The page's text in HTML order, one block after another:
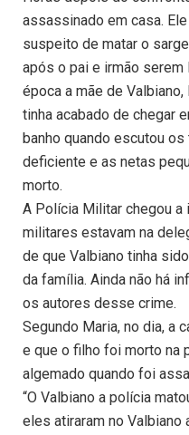
assassinado em casa.
suspeito de matar o
após o pai e irmão serem
época a mãe de
tinha acabado de chegar
banho quando escutou
deficiente e as netas
morto.
A Polícia Militar chegou a
militares estavam na
de que Valbiano tinha
da família. Ainda não há
os autores desse crime.
Segundo Maria, no dia, a
e que o filho foi morto na
algemado quando foi
“O Valbiano a polícia
eles atiraram no Valbiano